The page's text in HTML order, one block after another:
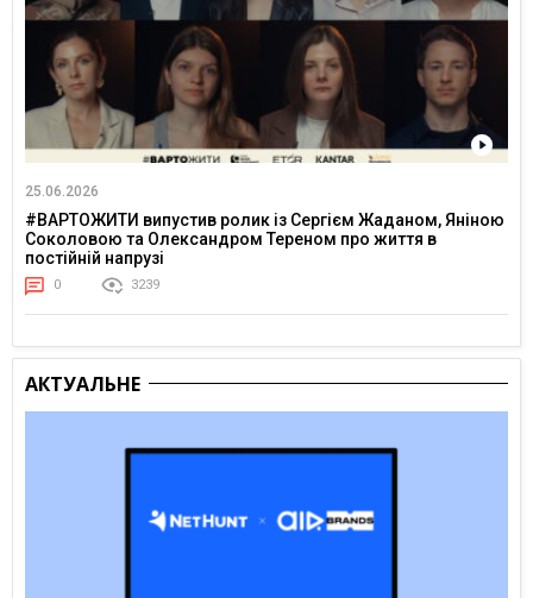
25.06.2026
#ВАРТОЖИТИ випустив ролик із Сергієм Жаданом, Яніною
Соколовою та Олександром Тереном про життя в
постійній напрузі
0 3239
АКТУАЛЬНЕ